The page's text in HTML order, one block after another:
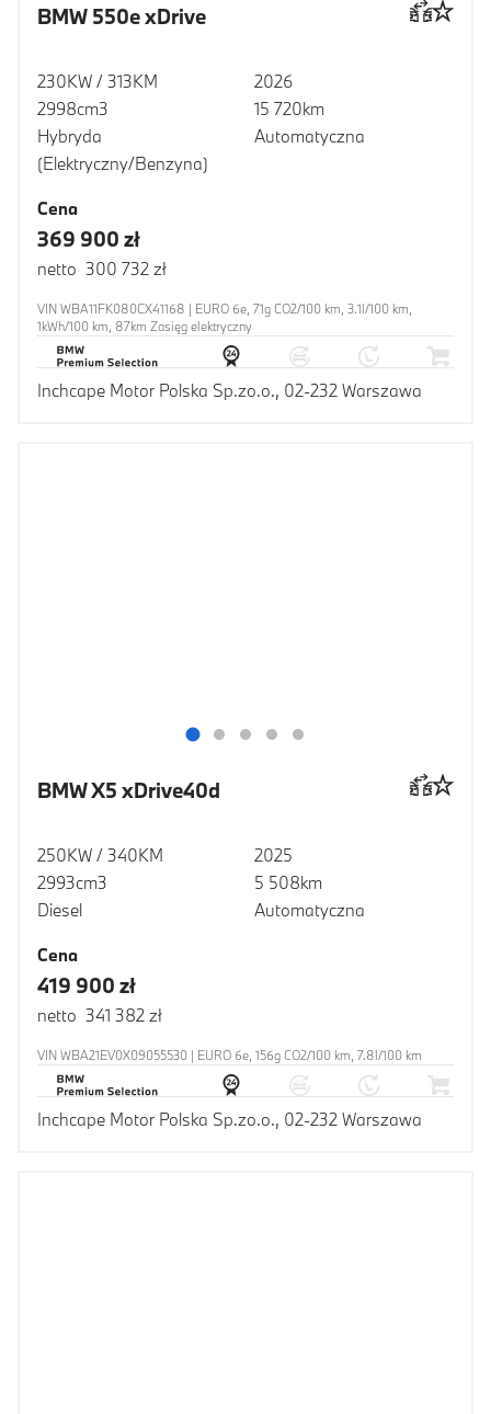
BMW 550e xDrive
230KW / 313KM
2998cm3
Hybryda
(Elektryczny/Benzyna)
2026
15 720km
Automatyczna
Cena
369 900 zł
netto 300 732 zł
VIN WBA11FK080CX41168 | EURO 6e, 71g CO2/100 km, 3.1l/100 km,
1kWh/100 km, 87km Zasięg elektryczny
Inchcape Motor Polska Sp.zo.o., 02-232 Warszawa
BMW X5 xDrive40d
250KW / 340KM
2993cm3
Diesel
2025
5 508km
Automatyczna
Cena
419 900 zł
netto 341 382 zł
VIN WBA21EV0X09055530 | EURO 6e, 156g CO2/100 km, 7.8l/100 km
Inchcape Motor Polska Sp.zo.o., 02-232 Warszawa